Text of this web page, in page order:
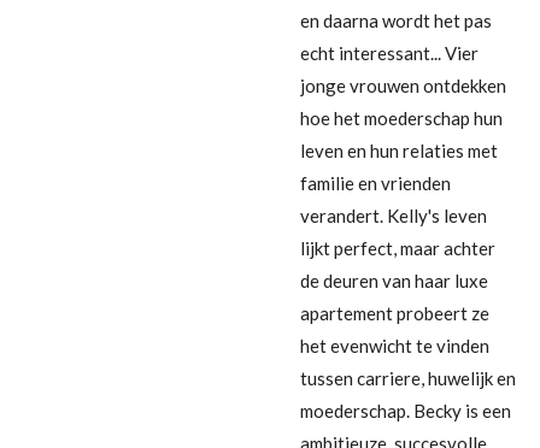
en daarna wordt het pas
echt interessant... Vier
jonge vrouwen ontdekken
hoe het moederschap hun
leven en hun relaties met
familie en vrienden
verandert. Kelly's leven
lijkt perfect, maar achter
de deuren van haar luxe
apartement probeert ze
het evenwicht te vinden
tussen carriere, huwelijk en
moederschap. Becky is een
ambitieuze, succesvolle